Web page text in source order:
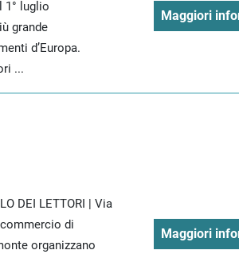
1° luglio
grande
d’Europa.
...
Maggiori
DEI LETTORI | Via
di
organizzano
Maggiori